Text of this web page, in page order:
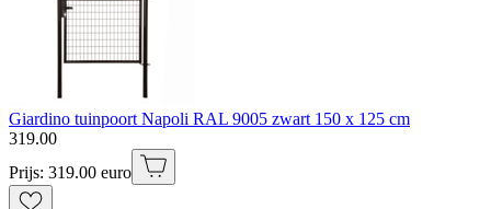
Giardino tuinpoort Napoli RAL 9005 zwart 150 x 125 cm
319.00
Prijs: 319.00 euro